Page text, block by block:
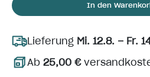
In den
Lieferung Mi. 12.8. – Fr.
Ab 25,00 €